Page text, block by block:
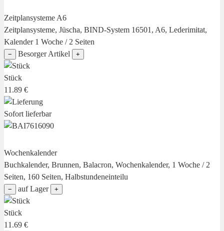
Zeitplansysteme A6
Zeitplansysteme, Jüscha, BIND-System 16501, A6, Lederimitat,
Kalender 1 Woche / 2 Seiten
− Besorger Artikel +
Stück
11.89 €
Sofort lieferbar
Wochenkalender
Buchkalender, Brunnen, Balacron, Wochenkalender, 1 Woche / 2
Seiten, 160 Seiten, Halbstundeneinteilu
− auf Lager +
Stück
11.69 €